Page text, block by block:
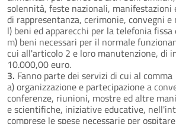
solennità, feste nazionali, manifestazioni
di rappresentanza, cerimonie, convegni e
l) beni ed apparecchi per la telefonia fissa
m) beni necessari per il normale
cui all'articolo 2 e loro manutenzione, di
10.000,00 euro.
3. Fanno parte dei servizi di cui al comma
a) organizzazione e partecipazione a
conferenze, riunioni, mostre ed altre
e scientifiche, iniziative educative,
comprese le spese necessarie per